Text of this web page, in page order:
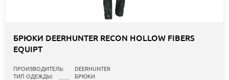
БРЮКИ DEERHUNTER RECON HOLLOW FIBERS
EQUIPT
ПРОИЗВОДИТЕЛЬ:
DEERHUNTER
ТИП ОДЕЖДЫ:
БРЮКИ